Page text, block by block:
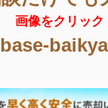
画像をクリック